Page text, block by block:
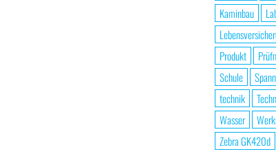
Kaminbau
Produkt
Schule
technik
Wasser
Zebra GK420d